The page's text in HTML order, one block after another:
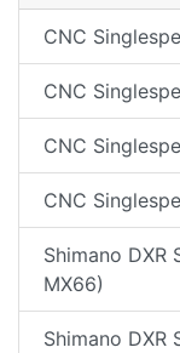
CNC
CNC
CNC
CNC
Shimano DXR
MX66)
Shimano DXR